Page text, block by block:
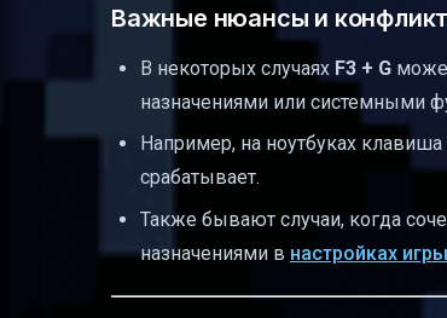
Важные нюансы и
В некоторых случаях F3 + G
назначениями или системными
Например, на ноутбуках клавиша
срабатывает.
Также бывают случаи, когда
назначениями в настройках игры